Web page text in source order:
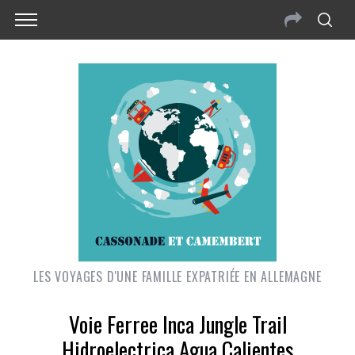
LES VOYAGES D'UNE FAMILLE EXPATRIÉE EN ALLEMAGNE
Voie Ferree Inca Jungle Trail